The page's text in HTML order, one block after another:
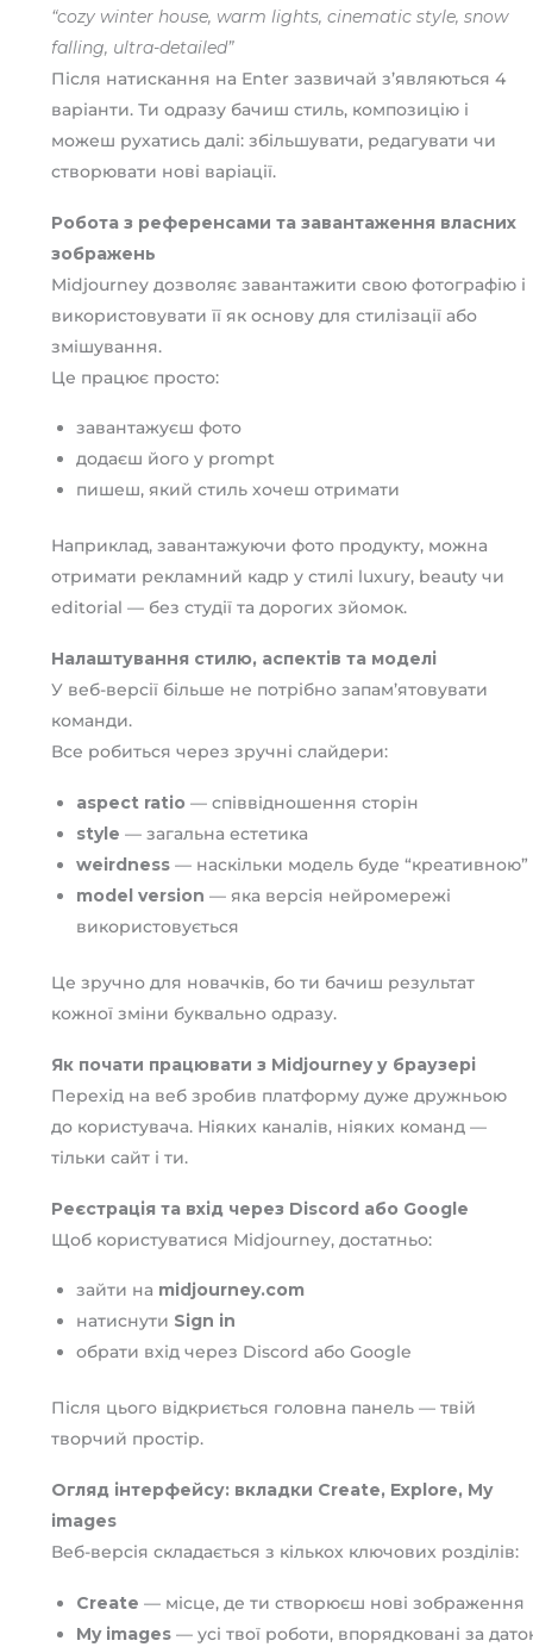
“cozy winter house, warm lights, cinematic style, snow
falling, ultra-detailed”
Після натискання на Enter зазвичай з’являються 4
варіанти. Ти одразу бачиш стиль, композицію і
можеш рухатись далі: збільшувати, редагувати чи
створювати нові варіації.
Робота з референсами та завантаження власних
зображень
Midjourney дозволяє завантажити свою фотографію і
використовувати її як основу для стилізації або
змішування.
Це працює просто:
завантажуєш фото
додаєш його у prompt
пишеш, який стиль хочеш отримати
Наприклад, завантажуючи фото продукту, можна
отримати рекламний кадр у стилі luxury, beauty чи
editorial — без студії та дорогих зйомок.
Налаштування стилю, аспектів та моделі
У веб-версії більше не потрібно запам’ятовувати
команди.
Все робиться через зручні слайдери:
aspect ratio — співвідношення сторін
style — загальна естетика
weirdness— наскільки модель буде “креативною”
model version — яка версія нейромережі
використовується
Це зручно для новачків, бо ти бачиш результат
кожної зміни буквально одразу.
Як почати працювати з Midjourney у браузері
Перехід на веб зробив платформу дуже дружньою
до користувача. Ніяких каналів, ніяких команд —
тільки сайт і ти.
Реєстрація та вхід через Discord або Google
Щоб користуватися Midjourney, достатньо:
зайти на midjourney.com
натиснути Sign in
обрати вхід через Discord або Google
Після цього відкриється головна панель — твій
творчий простір.
Огляд інтерфейсу: вкладки Create, Explore, My
images
Веб-версія складається з кількох ключових розділів:
Create — місце, де ти створюєш нові зображення
My images— усі твої роботи, впорядковані за